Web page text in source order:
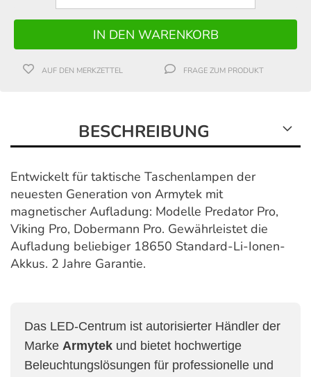
AUF DEN MERKZETTEL FRAGE ZUM PRODUKT
BESCHREIBUNG
Entwickelt für taktische Taschenlampen der
neuesten Generation von Armytek mit
magnetischer Aufladung: Modelle Predator Pro,
Viking Pro, Dobermann Pro. Gewährleistet die
Aufladung beliebiger 18650 Standard-Li-Ionen-
Akkus. 2 Jahre Garantie.
Das LED-Centrum ist autorisierter Händler der
Marke Armytek und bietet hochwertige
Beleuchtungslösungen für professionelle und